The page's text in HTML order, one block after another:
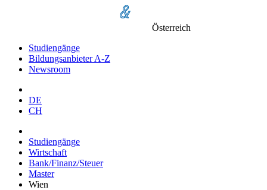
Österreich
Studiengänge
Bildungsanbieter A-Z
Newsroom
DE
CH
Studiengänge
Wirtschaft
Bank/Finanz/Steuer
Master
Wien